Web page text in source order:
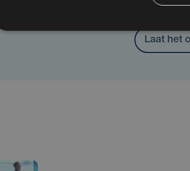
Heb je een taal- of
Laat het